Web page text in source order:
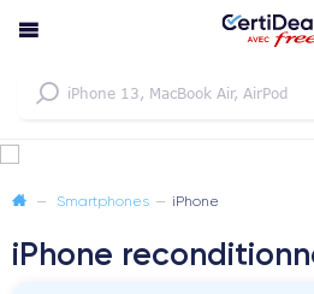
— Smartphones — iPhone
iPhone